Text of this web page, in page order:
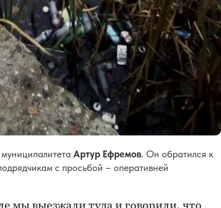
Артур Ефремов. Он обратился к
с просьбой – оперативней
мы выезжали туда и говорили, что